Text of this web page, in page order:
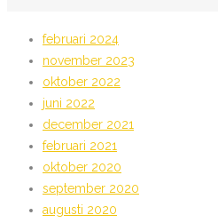
februari 2024
november 2023
oktober 2022
juni 2022
december 2021
februari 2021
oktober 2020
september 2020
augusti 2020